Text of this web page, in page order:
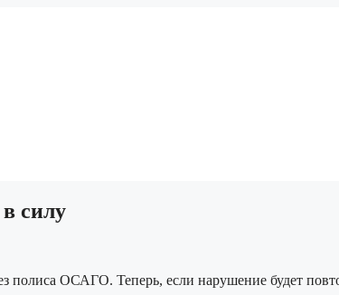
силу
полиса ОСАГО. Теперь, если нарушение будет